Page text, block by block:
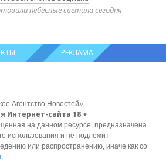
небесные светила сегодня
РЕКЛАМА
Агентство Новостей»
Интернет-сайта 18 +
на данном ресурсе, предназначена
использования и не подлежит
или распространению, иначе как со